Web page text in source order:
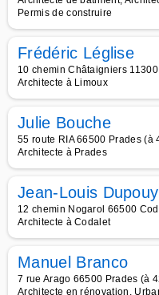
Permis de construire
Frédéric Léglise
10 chemin Châtaigniers
Architecte à Limoux
Julie Bouche
55 route RIA 66500 Prades (à
Architecte à Prades
Jean-Louis Dupouy
12 chemin Nogarol 66500
Architecte à Codalet
Manuel Branco
7 rue Arago 66500 Prades (à
Architecte en rénovation,